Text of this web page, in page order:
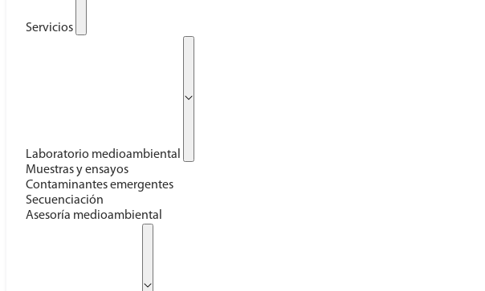
Servicios
Laboratorio medioambiental
Muestras y ensayos
Contaminantes emergentes
Secuenciación
Asesoría medioambiental